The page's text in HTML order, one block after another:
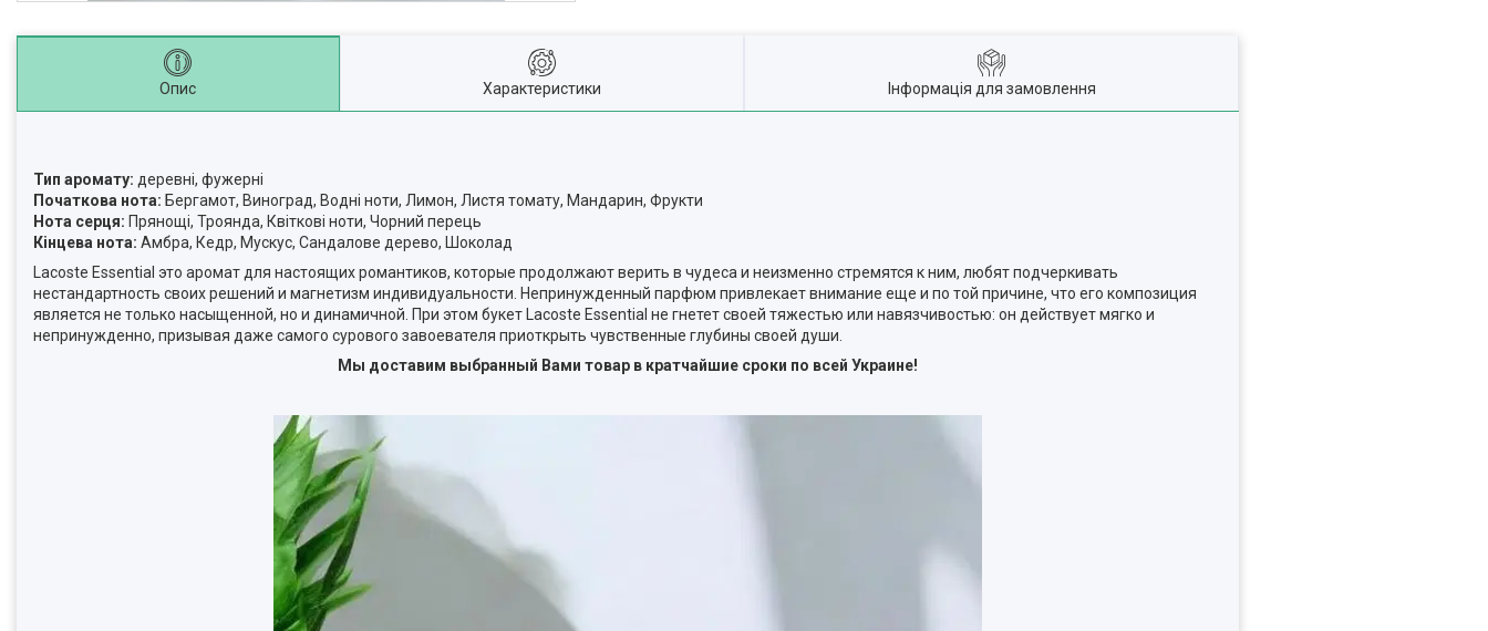
Опис Характеристики Інформація для замовлення
Тип аромату: деревні, фужерні
Початкова нота: Бергамот, Виноград, Водні ноти, Лимон, Листя томату, Мандарин, Фрукти
Нота серця: Прянощі, Троянда, Квіткові ноти, Чорний перець
Кінцева нота: Амбра, Кедр, Мускус, Сандалове дерево, Шоколад
Lacoste Essential это аромат для настоящих романтиков, которые продолжают верить в чудеса и неизменно стремятся к ним, любят подчеркивать
нестандартность своих решений и магнетизм индивидуальности. Непринужденный парфюм привлекает внимание еще и по той причине, что его композиция
является не только насыщенной, но и динамичной. При этом букет Lacoste Essential не гнетет своей тяжестью или навязчивостью: он действует мягко и
непринужденно, призывая даже самого сурового завоевателя приоткрыть чувственные глубины своей души.
Мы доставим выбранный Вами товар в кратчайшие сроки по всей Украине!